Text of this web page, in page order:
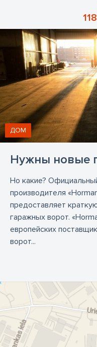
Нужны новые
ДОМ
Но какие?
производителя
предоставляет
гаражных ворот.
европейских
ворот...